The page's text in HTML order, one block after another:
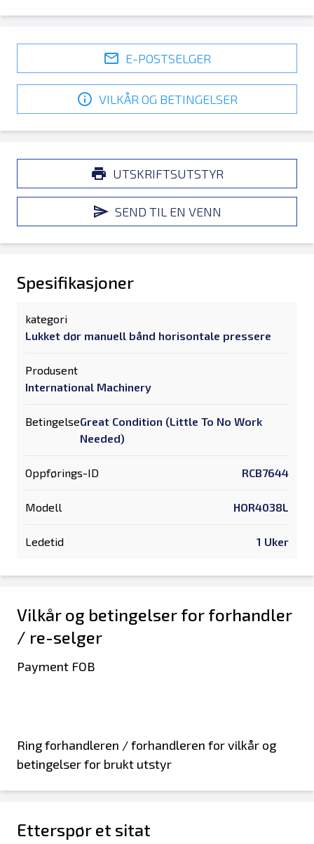
E-POSTSELGER
VILKÅR OG BETINGELSER
UTSKRIFTSUTSTYR
SEND TIL EN VENN
Spesifikasjoner
kategori
Lukket dør manuell bånd horisontale pressere
Produsent
International Machinery
BetingelseGreat Condition (Little To No Work
Needed)
Oppførings-ID RCB7644
Modell HOR4038L
Ledetid 1 Uker
Vilkår og betingelser for forhandler
/ re-selger
Payment FOB
Ring forhandleren / forhandleren for vilkår og
betingelser for brukt utstyr
Etterspør et sitat